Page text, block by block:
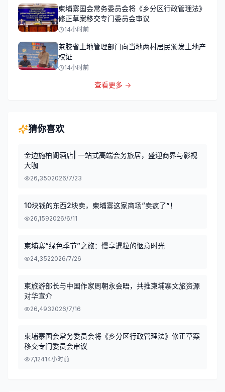
柬埔寨国会常务委员会将《乡分区行政管理法》
修正草案移交专门委员会审议
14小时前
茶胶省土地管理部门向当地两村居民颁发土地产
权证
14小时前
查看更多 →
猜你喜欢
金边施柏阁酒店| 一站式高端会务旅居，盛迎商界与影视
大咖
26,3502026/7/23
10块钱的东西2块卖，柬埔寨这家商场“卖疯了”！
26,1592026/6/11
柬埔寨“绿色季节”之旅：慢享暹粒的惬意时光
24,3522026/7/26
柬旅游部长与中国作家周朝永会晤，共推柬埔寨文旅资源
对华宣介
26,4932026/7/16
柬埔寨国会常务委员会将《乡分区行政管理法》修正草案
移交专门委员会审议
7,12414小时前